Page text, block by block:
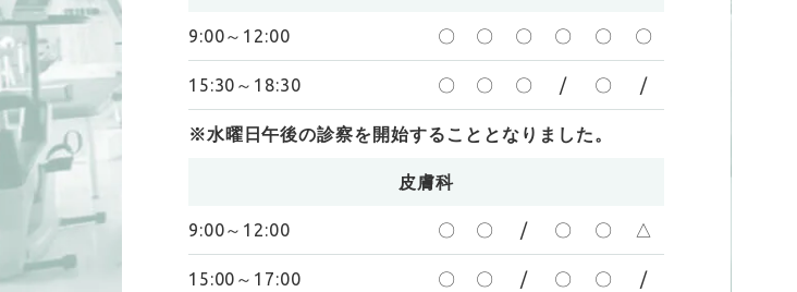
9:00～12:00 〇 〇 〇 〇 〇 〇
15:30～18:30 〇 〇 〇 / 〇 /
※水曜日午後の診察を開始することとなりました。
皮膚科
9:00～12:00 〇 〇 / 〇 〇 △
15:00～17:00 〇 〇 / 〇 〇 /